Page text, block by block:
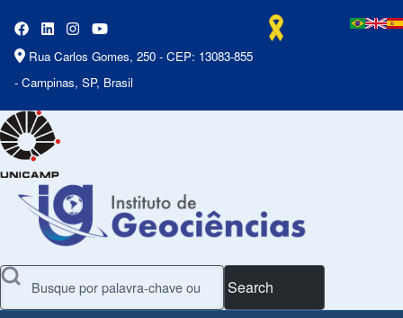
Rua Carlos Gomes, 250 - CEP: 13083-855
- Campinas, SP, Brasil
Search